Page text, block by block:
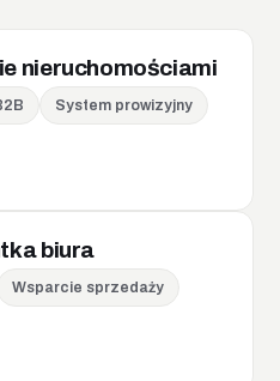
nieruchomościami
System prowizyjny
biura
Wsparcie sprzedaży